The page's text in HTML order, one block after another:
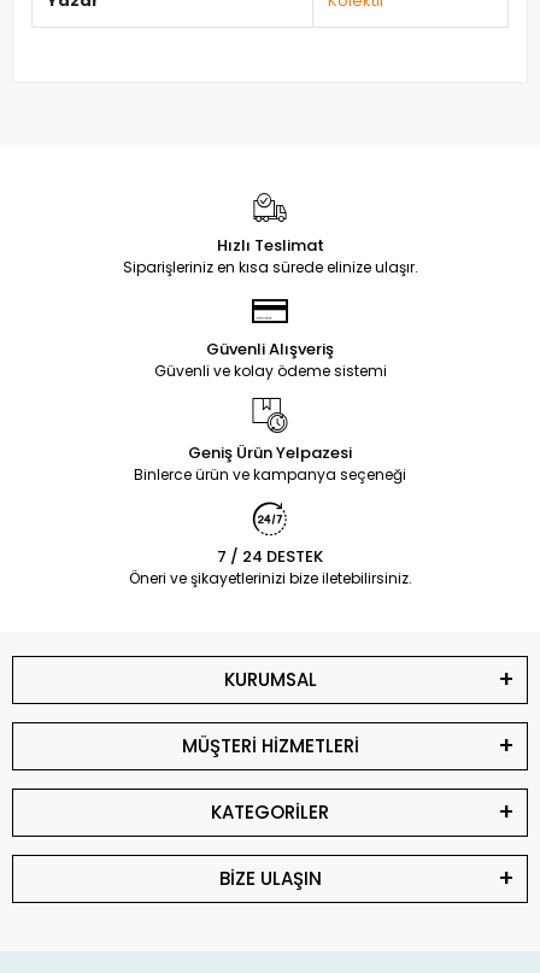
Hızlı Teslimat
Siparişleriniz en kısa sürede elinize ulaşır.
Güvenli Alışveriş
Güvenli ve kolay ödeme sistemi
Geniş Ürün Yelpazesi
Binlerce ürün ve kampanya seçeneği
7 / 24 DESTEK
Öneri ve şikayetlerinizi bize iletebilirsiniz.
KURUMSAL
MÜŞTERİ HİZMETLERİ
KATEGORİLER
BİZE ULAŞIN